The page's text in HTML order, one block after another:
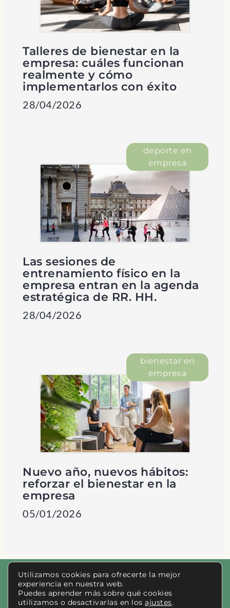
Talleres de bienestar en la
empresa: cuáles funcionan
realmente y cómo
implementarlos con éxito
28/04/2026
deporte en
empresa
Las sesiones de
entrenamiento físico en la
empresa entran en la agenda
estratégica de RR. HH.
28/04/2026
bienestar en
empresa
Nuevo año, nuevos hábitos:
reforzar el bienestar en la
empresa
05/01/2026
Aviso legal
Utilizamos cookies para ofrecerte la mejor
experiencia en nuestra web.
Puedes aprender más sobre qué cookies
utilizamos o desactivarlas en los ajustes.